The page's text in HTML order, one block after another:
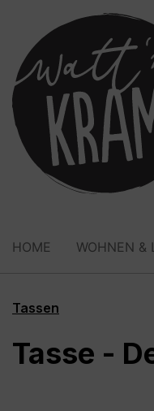
Zur
HOME WOHNEN &
Tassen
Tasse -